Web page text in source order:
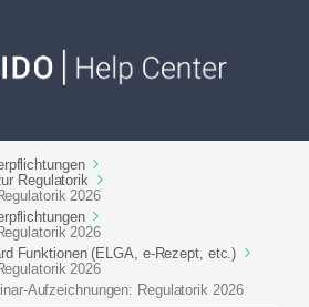
Regulatorik
2026
2026
Funktionen (ELGA, e-Rezept, etc.)
2026
Aufzeichnungen: Regulatorik 2026